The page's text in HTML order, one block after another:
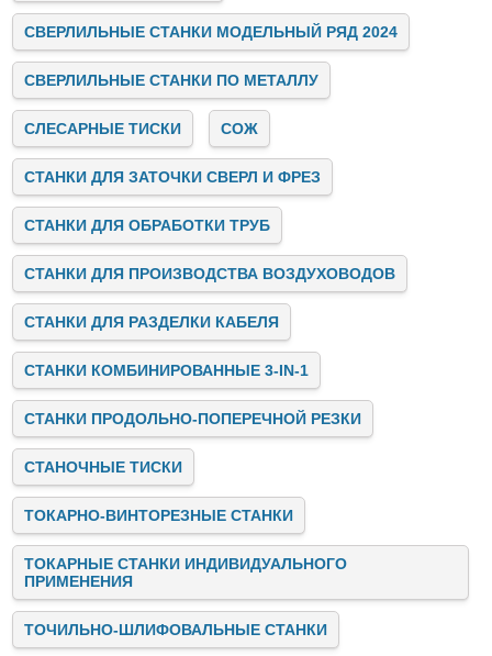
СВЕРЛИЛЬНЫЕ СТАНКИ МОДЕЛЬНЫЙ РЯД 2024
СВЕРЛИЛЬНЫЕ СТАНКИ ПО МЕТАЛЛУ
СЛЕСАРНЫЕ ТИСКИ СОЖ
СТАНКИ ДЛЯ ЗАТОЧКИ СВЕРЛ И ФРЕЗ
СТАНКИ ДЛЯ ОБРАБОТКИ ТРУБ
СТАНКИ ДЛЯ ПРОИЗВОДСТВА ВОЗДУХОВОДОВ
СТАНКИ ДЛЯ РАЗДЕЛКИ КАБЕЛЯ
СТАНКИ КОМБИНИРОВАННЫЕ 3-IN-1
СТАНКИ ПРОДОЛЬНО-ПОПЕРЕЧНОЙ РЕЗКИ
СТАНОЧНЫЕ ТИСКИ
ТОКАРНО-ВИНТОРЕЗНЫЕ СТАНКИ
ТОКАРНЫЕ СТАНКИ ИНДИВИДУАЛЬНОГО
ПРИМЕНЕНИЯ
ТОЧИЛЬНО-ШЛИФОВАЛЬНЫЕ СТАНКИ